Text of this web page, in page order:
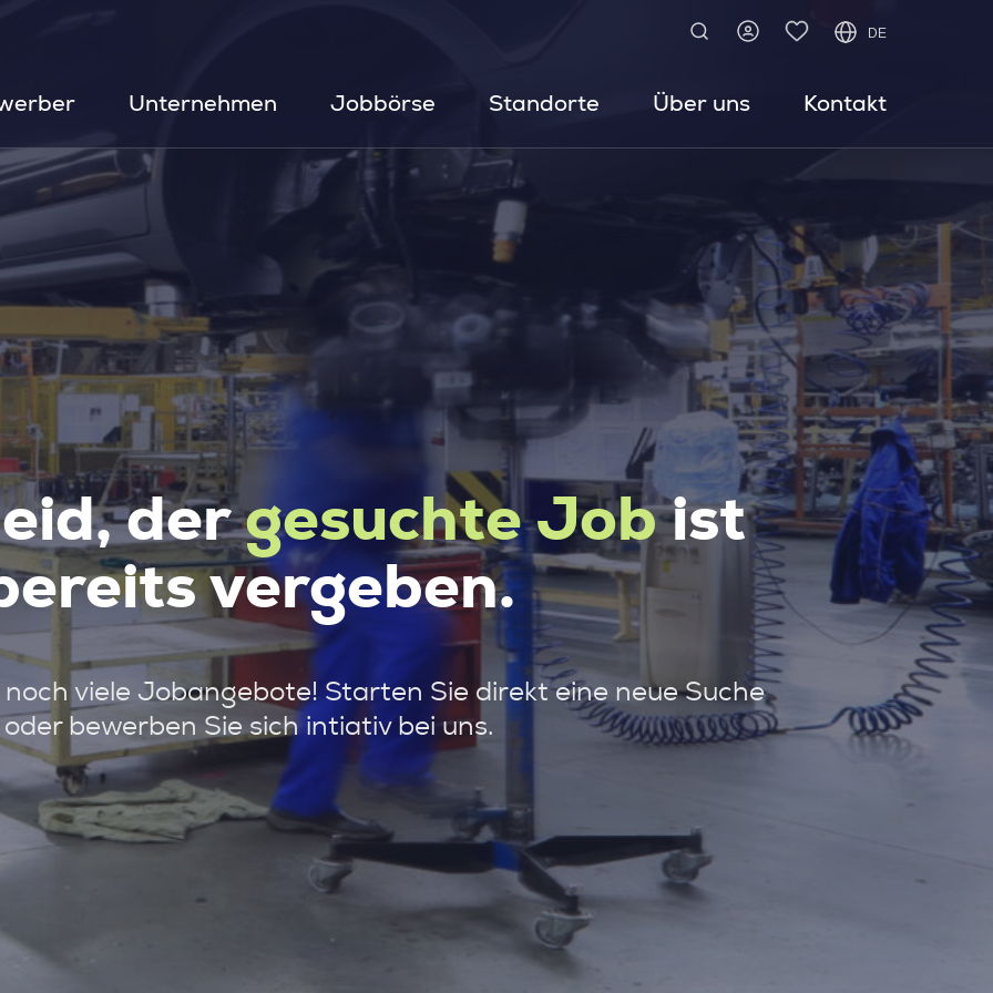
DE
Unternehmen Jobbörse Standorte Über uns Kontakt
dergesuchte Jobist
vergeben.
viele Jobangebote! Starten Sie direkt eine neue Suche
oder bewerben Sie sich intiativ bei uns.